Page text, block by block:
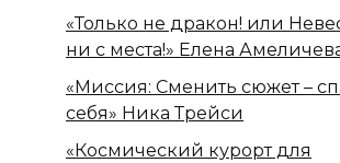
«Только не дракон! или
ни с места!» Елена
«Миссия: Сменить сюжет –
себя» Ника Трейси
«Космический курорт для